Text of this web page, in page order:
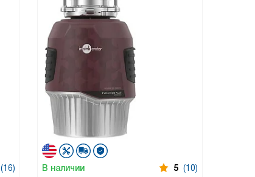
(16) В наличии 5 (10)